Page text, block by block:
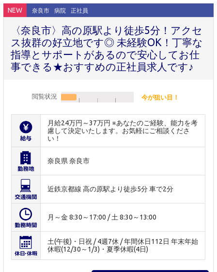
NEW 奈良市 病院 正社員
〈奈良市〉高の原駅より徒歩5分！アクセ
ス抜群の好立地です◎ 未経験OK！丁寧な
指導とサポートがあるので安心してお仕
事できる★おすすめの正社員求人です♪
閲覧状況 今が狙い目！
月給24万円～37万円 ※あなたのご経験、能力を考
慮して決定いたします。お気軽にご相談くださ
い！
奈良県 奈良市
近鉄京都線 高の原駅より徒歩5分 車で2分
月～金 8:30～17:00 / 土 8:30～13:00
土(午後)・日祝 / 4週7休 / 年間休日112日 年末年始
休暇(12/30～1/3)・夏季休暇(4日)